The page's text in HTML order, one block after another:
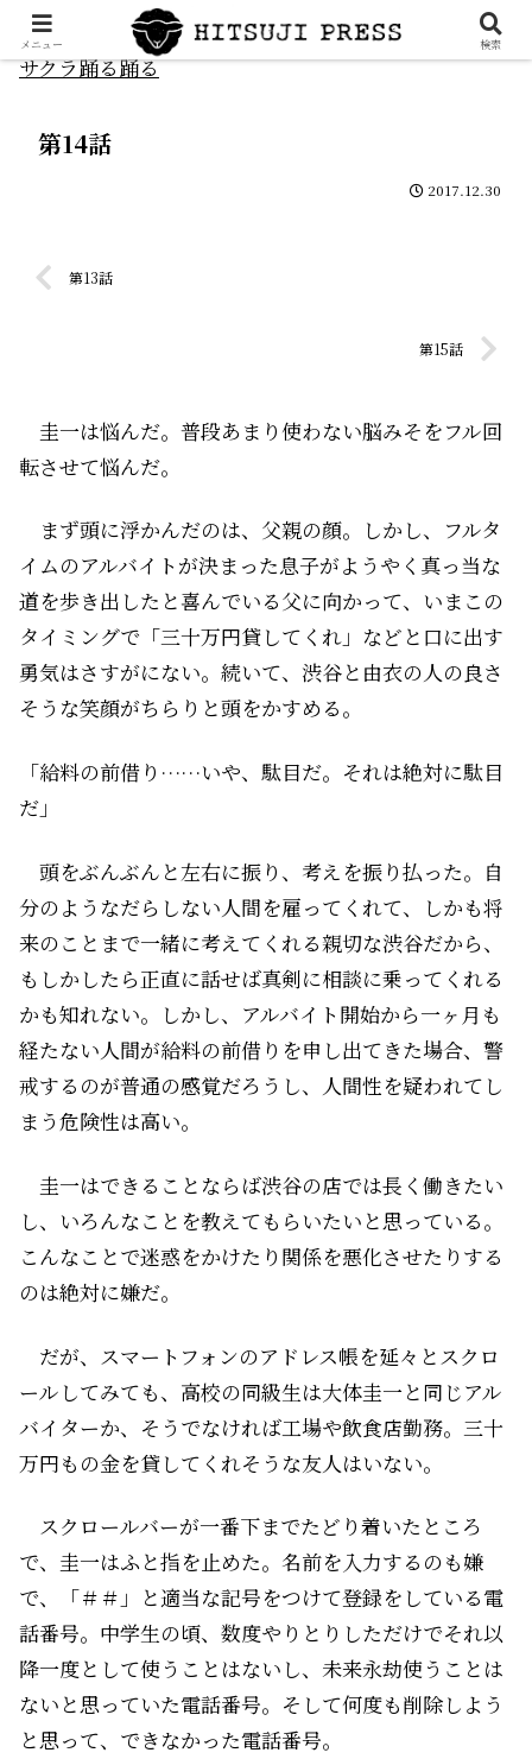
サクラ踊る踊る
第14話
2017.12.30
第13話
第15話
圭一は悩んだ。普段あまり使わない脳みそをフル回
転させて悩んだ。
まず頭に浮かんだのは、父親の顔。しかし、フルタ
イムのアルバイトが決まった息子がようやく真っ当な
道を歩き出したと喜んでいる父に向かって、いまこの
タイミングで「三十万円貸してくれ」などと口に出す
勇気はさすがにない。続いて、渋谷と由衣の人の良さ
そうな笑顔がちらりと頭をかすめる。
「給料の前借り……いや、駄目だ。それは絶対に駄目
だ」
頭をぶんぶんと左右に振り、考えを振り払った。自
分のようなだらしない人間を雇ってくれて、しかも将
来のことまで一緒に考えてくれる親切な渋谷だから、
もしかしたら正直に話せば真剣に相談に乗ってくれる
かも知れない。しかし、アルバイト開始から一ヶ月も
経たない人間が給料の前借りを申し出てきた場合、警
戒するのが普通の感覚だろうし、人間性を疑われてし
まう危険性は高い。
圭一はできることならば渋谷の店では長く働きたい
し、いろんなことを教えてもらいたいと思っている。
こんなことで迷惑をかけたり関係を悪化させたりする
のは絶対に嫌だ。
だが、スマートフォンのアドレス帳を延々とスクロ
ールしてみても、高校の同級生は大体圭一と同じアル
バイターか、そうでなければ工場や飲食店勤務。三十
万円もの金を貸してくれそうな友人はいない。
スクロールバーが一番下までたどり着いたところ
で、圭一はふと指を止めた。名前を入力するのも嫌
で、「＃＃」と適当な記号をつけて登録をしている電
話番号。中学生の頃、数度やりとりしただけでそれ以
降一度として使うことはないし、未来永劫使うことは
ないと思っていた電話番号。そして――何度も削除しよう
と思って、できなかった電話番号。
メニュー 検索